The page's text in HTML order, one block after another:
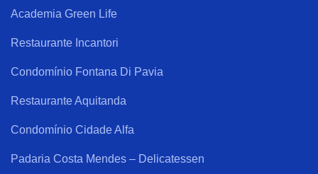
Academia Green Life
Restaurante Incantori
Condomínio Fontana Di Pavia
Restaurante Aquitanda
Condomínio Cidade Alfa
Padaria Costa Mendes – Delicatessen